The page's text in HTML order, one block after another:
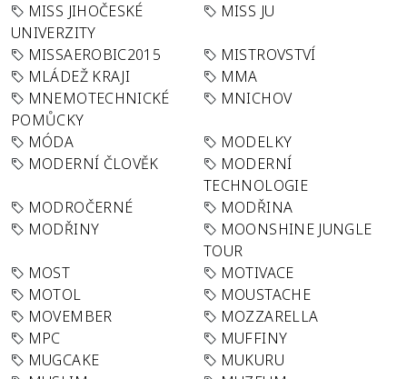
MISS JIHOČESKÉ
UNIVERZITY
MISS JU
MISSAEROBIC2015
MISTROVSTVÍ
MLÁDEŽ KRAJI
MMA
MNEMOTECHNICKÉ
POMŮCKY
MNICHOV
MÓDA
MODELKY
MODERNÍ ČLOVĚK
MODERNÍ
TECHNOLOGIE
MODROČERNÉ
MODŘINA
MODŘINY
MOONSHINE JUNGLE
TOUR
MOST
MOTIVACE
MOTOL
MOUSTACHE
MOVEMBER
MOZZARELLA
MPC
MUFFINY
MUGCAKE
MUKURU